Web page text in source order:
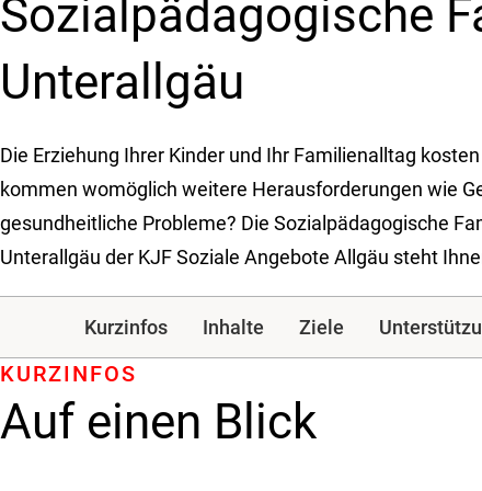
Sozial­pädago­gische
Unterallgäu
Die Erziehung Ihrer Kinder und Ihr Familienalltag
kommen womöglich weitere Herausforderungen wie
gesundheitliche Probleme? Die Sozialpädagogische
Unterallgäu der KJF Soziale Angebote Allgäu steht
Kurzinfos Inhalte Ziele
Auf einen Blick
KURZINFOS